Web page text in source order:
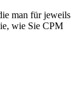
man für jeweils
wie Sie CPM